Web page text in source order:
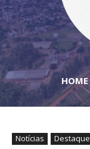
HOME
Notícias Destaque